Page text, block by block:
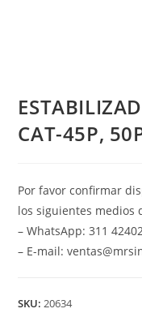
CAT-45P,
Por favor confirmar
los siguientes medios
– WhatsApp: 311
– E-mail:
SKU:20634